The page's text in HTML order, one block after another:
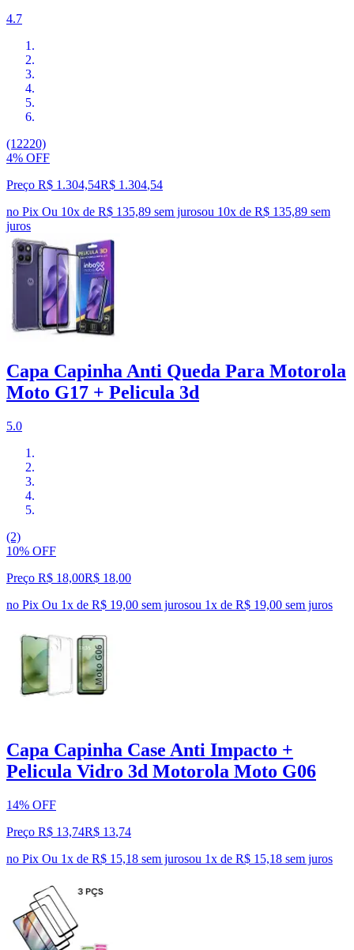
4.7
(12220)
4% OFF
Preço R$ 1.304,54R$ 1.304,54
no Pix Ou 10x de R$ 135,89 sem jurosou 10x de R$ 135,89 sem
juros
Capa Capinha Anti Queda Para Motorola
Moto G17 + Pelicula 3d
5.0
(2)
10% OFF
Preço R$ 18,00R$ 18,00
no Pix Ou 1x de R$ 19,00 sem jurosou 1x de R$ 19,00 sem juros
Capa Capinha Case Anti Impacto +
Pelicula Vidro 3d Motorola Moto G06
14% OFF
Preço R$ 13,74R$ 13,74
no Pix Ou 1x de R$ 15,18 sem jurosou 1x de R$ 15,18 sem juros